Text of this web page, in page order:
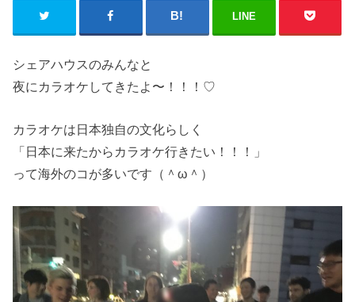
LINE
シェアハウスのみんなと
夜にカラオケしてきたよ〜！！！♡
カラオケは日本独自の文化らしく
「日本に来たからカラオケ行きたい！！！」
って海外のコが多いです（＾ω＾）